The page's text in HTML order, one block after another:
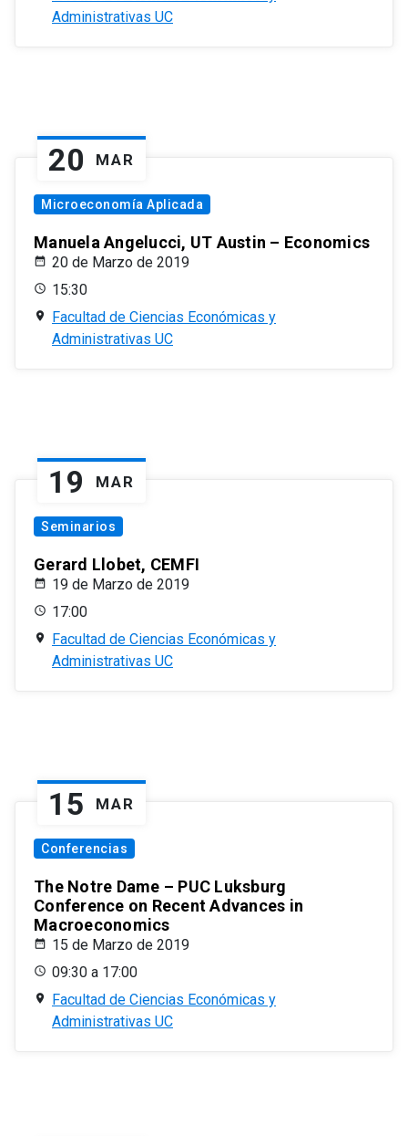
Administrativas UC
20 MAR
Microeconomía Aplicada
Manuela Angelucci, UT Austin – Economics
20 de Marzo de 2019
15:30
Facultad de Ciencias Económicas y
Administrativas UC
19 MAR
Seminarios
Gerard Llobet, CEMFI
19 de Marzo de 2019
17:00
Facultad de Ciencias Económicas y
Administrativas UC
15 MAR
Conferencias
The Notre Dame – PUC Luksburg
Conference on Recent Advances in
Macroeconomics
15 de Marzo de 2019
09:30 a 17:00
Facultad de Ciencias Económicas y
Administrativas UC